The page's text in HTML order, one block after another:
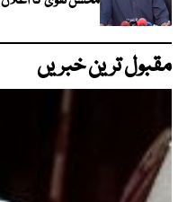
مقبول ترین خبریں